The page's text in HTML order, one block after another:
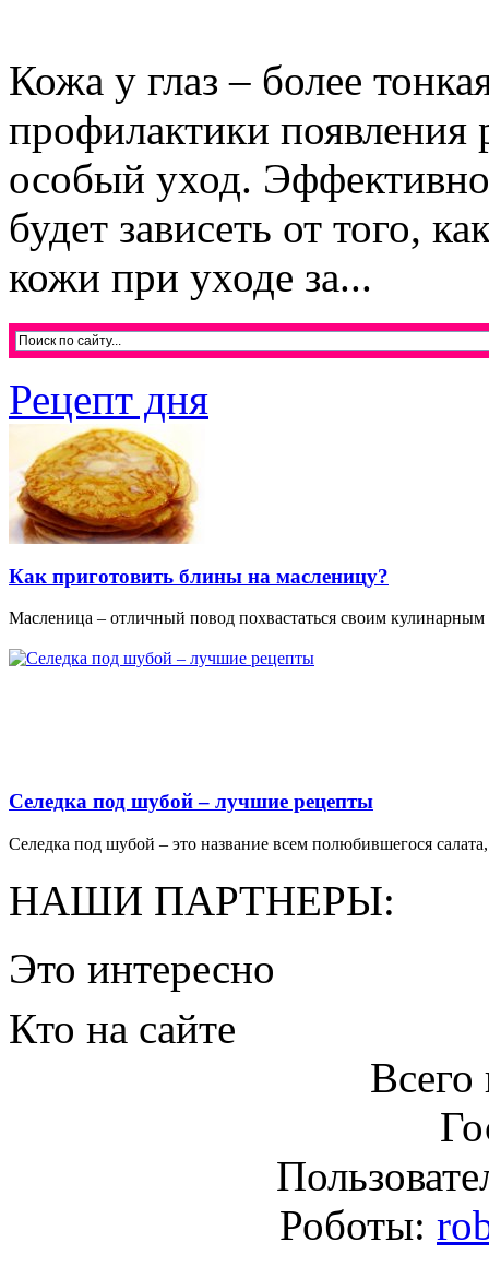
Кожа у глаз – более
профилактики появления
особый уход.
будет зависеть от того,
кожи при уходе за...
Рецепт дня
Как приготовить блины на масленицу?
Масленица – отличный повод похвастаться своим
Селедка под шубой – лучшие рецепты
Селедка под шубой – это название всем полюбившегося
НАШИ ПАРТНЕРЫ:
Это интересно
Кто на сайте
Всего
Роботы: